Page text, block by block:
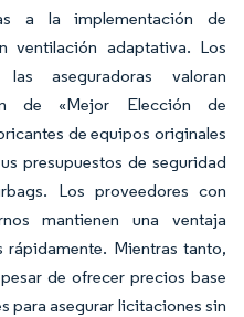
a la implementación de
ventilación adaptativa. Los
aseguradoras valoran
de «Mejor Elección de
de equipos originales
presupuestos de seguridad
Los proveedores con
mantienen una ventaja
Mientras tanto,
de ofrecer precios base
para asegurar licitaciones sin